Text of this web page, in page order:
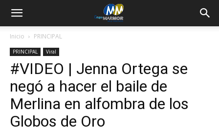
Inicio PRINCIPAL
PRINCIPAL Viral
#VIDEO | Jenna Ortega se
negó a hacer el baile de
Merlina en alfombra de los
Globos de Oro